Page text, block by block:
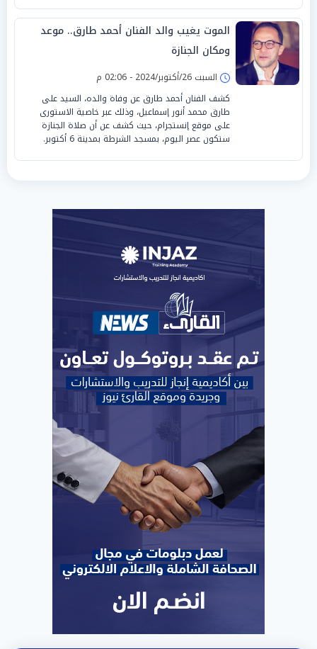
الموت يغيب والد الفنان أحمد طارق.. موعد
ومكان الجنازة
السبت 26/أكتوبر/2024 - 02:06 م
كشف الفنان أحمد طارق عن وفاة والده، السيد على
طارق محمد أنور إسماعيل، وذلك عبر خاصية الاستورى
على موقع إنستجرام، حيث كشف عن أن صلاة الجنازة
ستكون عصر اليوم، بمسجد الشرطة بمدينة 6 أكتوبر.